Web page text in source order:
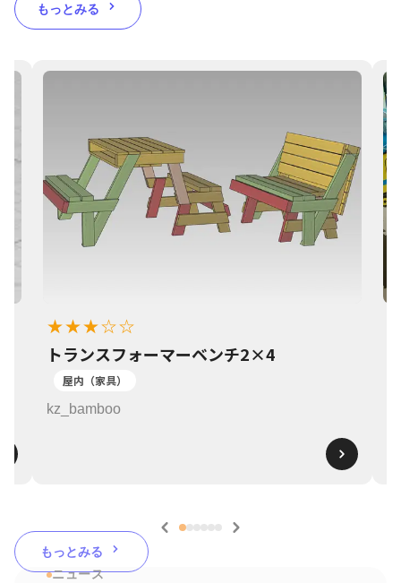
もっとみる
★★★☆☆
トランスフォーマーベンチ2×4
屋内（家具）
kz_bamboo
もっとみる
ニュース